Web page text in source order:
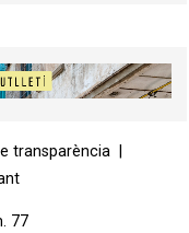
transparència
77